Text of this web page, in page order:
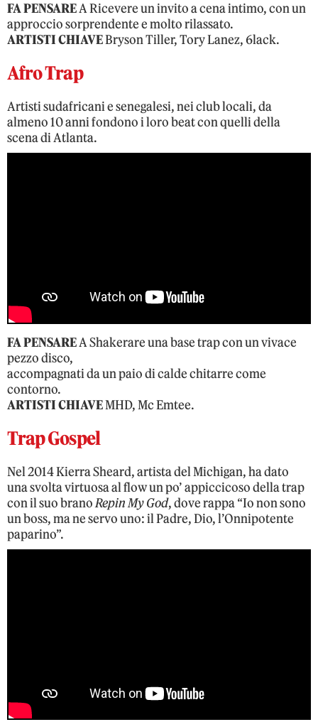
FA PENSAREA Ricevere un invito a cena intimo, con un
approccio sorprendente e molto rilassato.
ARTISTI CHIAVEBryson Tiller, Tory Lanez, 6lack.
Afro Trap
Artisti sudafricani e senegalesi, nei club locali, da
almeno 10 anni fondono i loro beat con quelli della
scena di Atlanta.
FA PENSAREA Shakerare una base trap con un vivace
pezzo disco,
accompagnati da un paio di calde chitarre come
contorno.
ARTISTI CHIAVEMHD, Mc Emtee.
Trap Gospel
Nel 2014 Kierra Sheard, artista del Michigan, ha dato
una svolta virtuosa al flow un po’ appiccicoso della trap
con il suo branoRepin My God, dove rappa “Io non sono
un boss, ma ne servo uno: il Padre, Dio, l’Onnipotente
paparino”.